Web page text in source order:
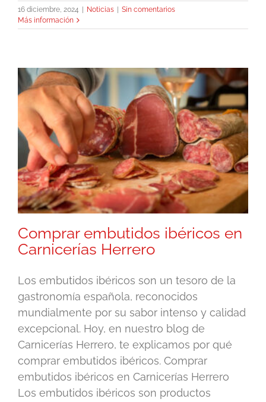
16 diciembre, 2024 Noticias
Sin comentarios
Más información
Comprar embutidos ibéricos en
Carnicerías Herrero
Los embutidos ibéricos son un tesoro de la
gastronomía española, reconocidos
mundialmente por su sabor intenso y calidad
excepcional. Hoy, en nuestro blog de
Carnicerías Herrero, te explicamos por qué
comprar embutidos ibéricos. Comprar
embutidos ibéricos en Carnicerías Herrero
Los embutidos ibéricos son productos